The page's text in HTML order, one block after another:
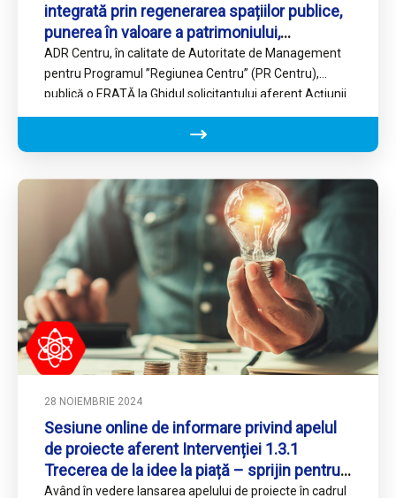
integrată prin regenerarea spațiilor publice,
punerea în valoare a patrimoniului,
infrastructurii culturale și a potențialului
turistic din municipiile Regiunii Centru
ADR Centru, în calitate de Autoritate de Management
pentru Programul ’’Regiunea Centru’’ (PR Centru),
publică o ERATĂ la Ghidul solicitantului aferent Acțiunii
8.1 Dezvoltare urbană…
28 NOIEMBRIE 2024
Sesiune online de informare privind apelul
de proiecte aferent Intervenției 1.3.1
Trecerea de la idee la piață – sprijin pentru
IMM
Având în vedere lansarea apelului de proiecte în cadrul